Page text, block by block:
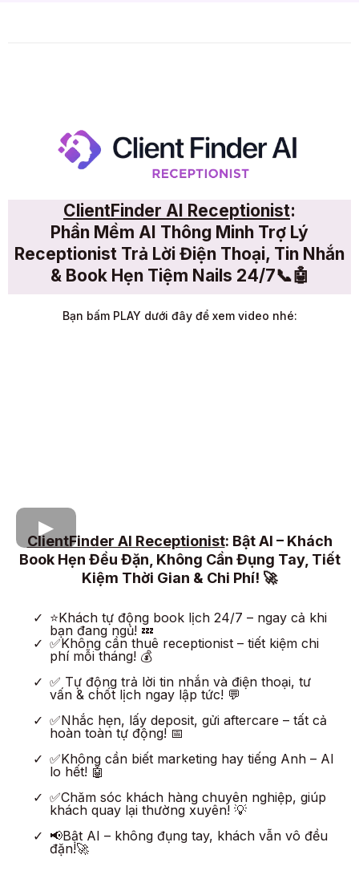
ClientFinder AI Receptionist:
Phần Mềm AI Thông Minh Trợ Lý
Receptionist Trả Lời Điện Thoại, Tin Nhắn
& Book Hẹn Tiệm Nails 24/7📞🤖
Bạn bấm PLAY dưới đây để xem video nhé:
ClientFinder AI Receptionist: Bật AI – Khách
Book Hẹn Đều Đặn, Không Cần Đụng Tay, Tiết
Kiệm Thời Gian & Chi Phí! 🚀
⭐Khách tự động book lịch 24/7 – ngay cả khi
bạn đang ngủ! 💤
✅Không cần thuê receptionist – tiết kiệm chi
phí mỗi tháng! 💰
✅ Tự động trả lời tin nhắn và điện thoại, tư
vấn & chốt lịch ngay lập tức! 💬
✅Nhắc hẹn, lấy deposit, gửi aftercare – tất cả
hoàn toàn tự động! 📅
✅Không cần biết marketing hay tiếng Anh – AI
lo hết! 🤖
✅Chăm sóc khách hàng chuyên nghiệp, giúp
khách quay lại thường xuyên! 💡
📢Bật AI – không đụng tay, khách vẫn vô đều
đặn!🚀